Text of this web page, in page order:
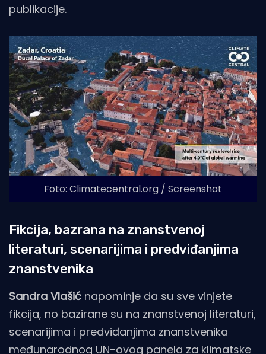
publikacije.
Foto: Climatecentral.org / Screenshot
Fikcija, bazrana na znanstvenoj
literaturi, scenarijima i predviđanjima
znanstvenika
Sandra Vlašić napominje da su sve vinjete
fikcija, no bazirane su na znanstvenoj literaturi,
scenarijima i predviđanjima znanstvenika
međunarodnog UN-ovog panela za klimatske